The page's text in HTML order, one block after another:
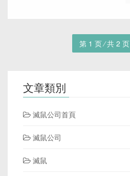
第 1 页 ⁄ 共 2 页
文章類別
滅鼠公司首頁
滅鼠公司
滅鼠